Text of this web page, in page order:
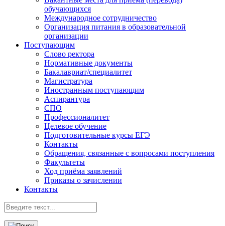
обучающихся
Международное сотрудничество
Организация питания в образовательной
организации
Поступающим
Слово ректора
Нормативные документы
Бакалавриат/специалитет
Магистратура
Иностранным поступающим
Аспирантура
СПО
Профессионалитет
Целевое обучение
Подготовительные курсы ЕГЭ
Контакты
Обращения, связанные с вопросами поступления
Факультеты
Ход приёма заявлений
Приказы о зачислении
Контакты